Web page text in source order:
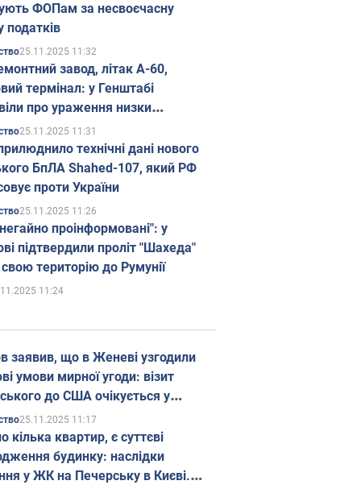
ФОПам за несвоєчасну
податків
25.11.2025 11:32
завод, літак А-60,
термінал: у Генштабі
про ураження низки
об'єктів Росії
25.11.2025 11:31
технічні дані нового
БпЛА Shahed-107, який РФ
проти України
25.11.2025 11:26
проінформовані": у
підтвердили проліт "Шахеда"
територію до Румунії
11:24
заявив, що в Женеві узгодили
умови мирної угоди: візит
до США очікується у
25.11.2025 11:17
кілька квартир, є суттєві
будинку: наслідки
у ЖК на Печерську в Києві.